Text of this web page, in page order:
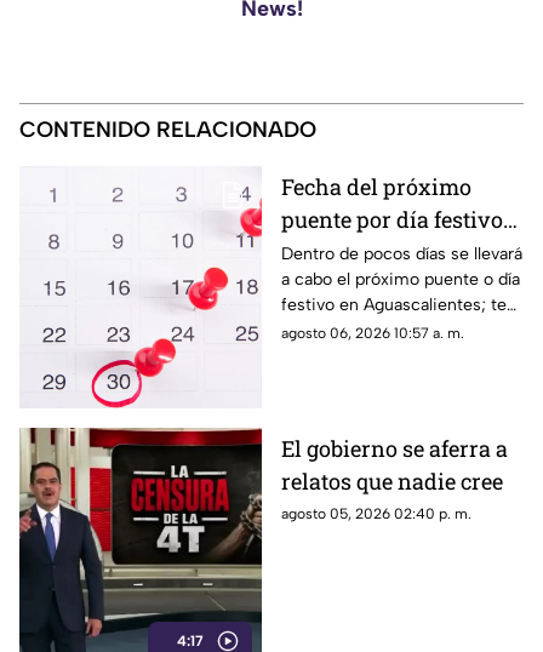
News!
CONTENIDO RELACIONADO
Fecha del próximo
puente por día festivo
2026 para trabajadores
y estudiantes en
Aguascalientes
Dentro de pocos días se llevará
a cabo el próximo puente o día
festivo en Aguascalientes; te
contamos la fecha oficial para
agosto 06, 2026 10:57 a. m.
4:17
El gobierno se aferra a
relatos que nadie cree
agosto 05, 2026 02:40 p. m.